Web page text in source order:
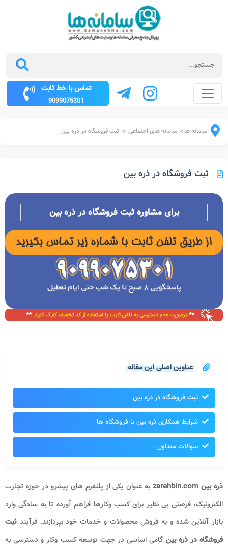
تماس با خط ثابت
9099075301
سامانه ها> سامانه های اجتماعی > ثبت فروشگاه در ذره بین
ثبت فروشگاه در ذره بین
برای مشاوره ثبت فروشگاه در ذره بین
عناوین اصلی این مقاله
ثبت فروشگاه در ذره بین
شرایط همکاری ذره بین با فروشگاه ها
سوالات متداول
ذره بین zarehbin.com​
به عنوان یکی از پلتفرم های پیشرو در حوزه تجارت
الکترونیک، فرصتی بی نظیر برای کسب وکارها فراهم آورده تا به سادگی وارد
بازار آنلاین شده و به فروش محصولات و خدمات خود بپردازند. فرآیند ثبت
فروشگاه در ذره بین گامی اساسی در جهت توسعه کسب وکار و دسترسی به